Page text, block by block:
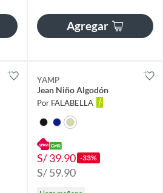
Agregar
YAMP
Jean Niño Algodón
Por FALABELLA
S/ 39.90 -33%
S/ 59.90